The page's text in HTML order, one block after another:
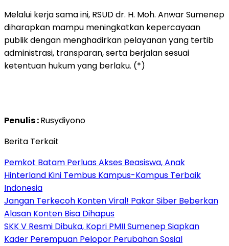
Melalui kerja sama ini, RSUD dr. H. Moh. Anwar Sumenep
diharapkan mampu meningkatkan kepercayaan
publik dengan menghadirkan pelayanan yang tertib
administrasi, transparan, serta berjalan sesuai
ketentuan hukum yang berlaku. (*)
Penulis :Rusydiyono
Berita Terkait
Pemkot Batam Perluas Akses Beasiswa, Anak
Hinterland Kini Tembus Kampus-Kampus Terbaik
Indonesia
Jangan Terkecoh Konten Viral! Pakar Siber Beberkan
Alasan Konten Bisa Dihapus
SKK V Resmi Dibuka, Kopri PMII Sumenep Siapkan
Kader Perempuan Pelopor Perubahan Sosial